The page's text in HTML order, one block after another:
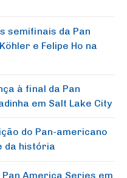
semifinais da Pan
e Felipe Ho na
à final da Pan
em Salt Lake City
do Pan-americano
da história
America Series em